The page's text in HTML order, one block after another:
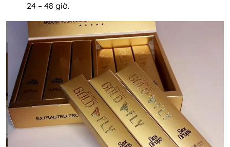
24 – 48 giờ.